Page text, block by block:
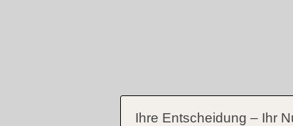
Ihre Entscheidung – Ihr